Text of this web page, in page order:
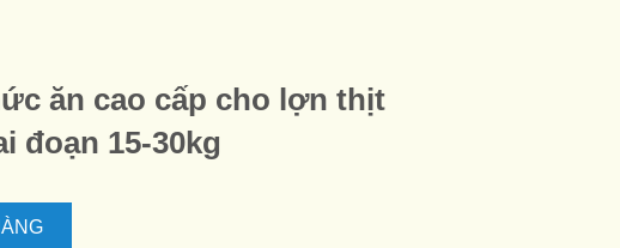
ăn cao cấp cho lợn thịt
đoạn 15-30kg